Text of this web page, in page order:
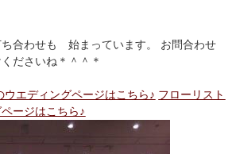
合わせも 始まっています。 お問合わせ
ださいね＊＾＾＊
エディングページはこちら♪ フローリスト
ージはこちら♪